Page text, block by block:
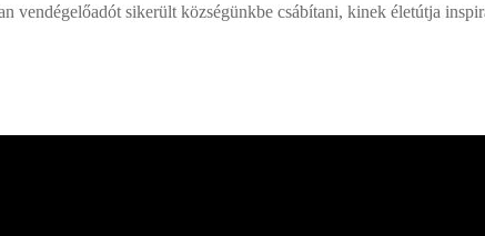
vendégelőadót sikerült községünkbe csábítani, kinek életútja